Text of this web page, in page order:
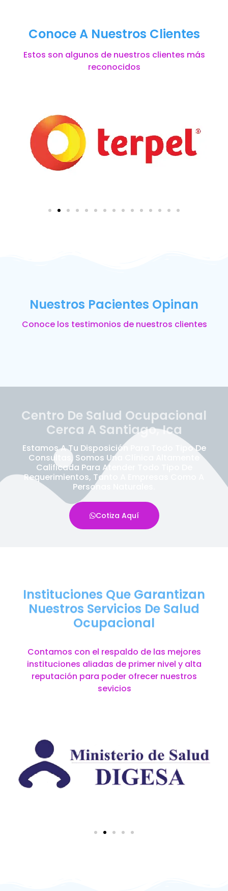
Conoce A Nuestros Clientes
Estos son algunos de nuestros clientes más
reconocidos
Nuestros Pacientes Opinan
Conoce los testimonios de nuestros clientes
Centro De Salud Ocupacional
Cerca A Santiago, Ica
Estamos A Tu Disposición Para Todo Tipo De
Consultas, Somos Una Clínica Altamente
Calificada Para Atender Todo Tipo De
Requerimientos, Tanto A Empresas Como A
Personas Naturales.
Cotiza Aquí
Instituciones Que Garantizan
Nuestros Servicios De Salud
Ocupacional
Contamos con el respaldo de las mejores
instituciones aliadas de primer nivel y alta
reputación para poder ofrecer nuestros
sevicios